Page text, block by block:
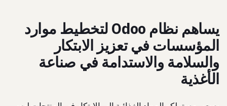
يساهم نظام Odoo لتخطيط موارد
المؤسسات في تعزيز الابتكار
والسلامة والاستدامة في صناعة
الأغذية